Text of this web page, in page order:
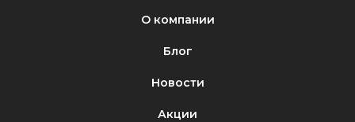
О компании
Блог
Новости
Акции